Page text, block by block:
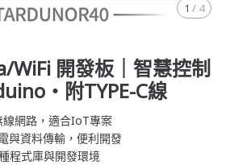
1 / 4
WiFi 開發板｜智慧控制
・附TYPE-C線
線網路，適合IoT專案
與資料傳輸，便利開發
程式庫與開發環境